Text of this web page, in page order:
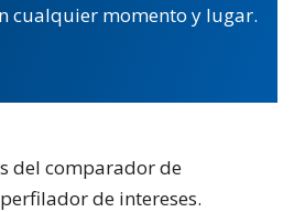
cualquier momento y lugar.
del comparador de
de intereses.